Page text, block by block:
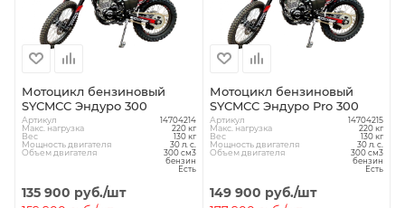
Мотоцикл бензиновый
SYCMCC Эндуро 300
Артикул 14704214
Макс. нагрузка 220 кг
Вес 130 кг
Мощность двигателя 30 л. с.
Объем двигателя
300 см3
бензин
Есть
135 900 руб./шт
Мотоцикл бензиновый
SYCMCC Эндуро Pro 300
Артикул 14704215
Макс. нагрузка 220 кг
Вес 130 кг
Мощность двигателя 30 л. с.
Объем двигателя
300 см3
бензин
Есть
149 900 руб./шт